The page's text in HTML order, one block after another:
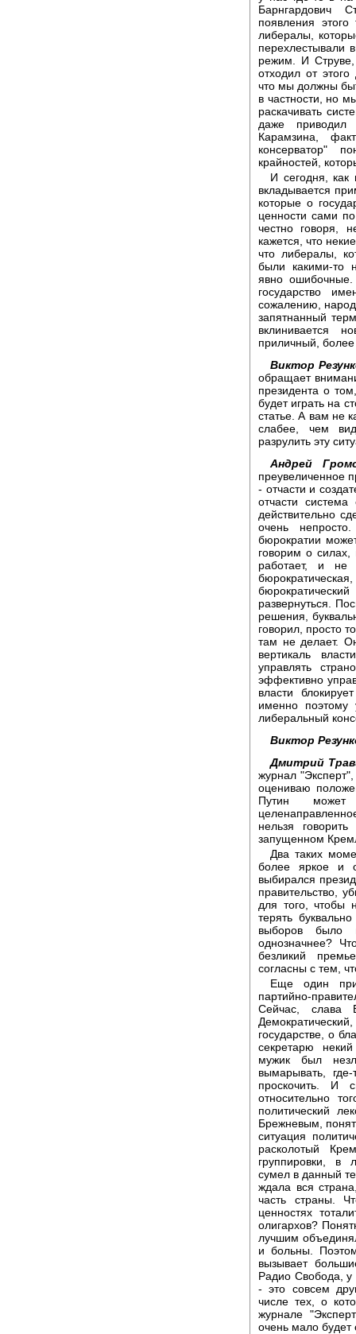
Барнгардович
появления
либералы,
перехлестывали
режим. И Струве,
отходил от
что мы должны
в частности, но
раскачивать
даже
Карамзина,
консерватор"
крайностей,
И сегодня, как
вкладывается
которые о
ценности сами
честно говоря,
кажется, что
что либералы,
были какими-то
явно
государство
сожалению,
запятнанный
вклинивается
приличный,
Виктор
обращает
президента о
будет играть на
статье. А вам не
слабее, чем
разрулить эту
Андрей
преувеличенное
- отчасти и
отчасти
действительно
очень
бюрократии
говорим о
работает, и не
развернуться.
решения,
говорил, просто
там не делает.
вертикаль
управлять
эффективно
власти
именно поэтому
либеральный
Виктор
Дмитрий
журнал
оцениваю
Путин может
нельзя
запущенном
Два таких
более яркое и
выбирался
правительство,
для того, чтобы
терять
выборов было
однозначнее?
безликий
согласны с тем,
Еще один
партийно-
Сейчас, слава
государстве, о
секретарю
мужик был
вымарывать,
проскочить. И
относительно
политический
Брежневым,
ситуация
расколотый
группировки, в
сумел в данный
ждала вся
часть страны.
ценностях
олигархов?
лучшим
и больны.
вызывает
Радио Свобода, у
- это совсем
числе тех, о
журнале
очень мало будет